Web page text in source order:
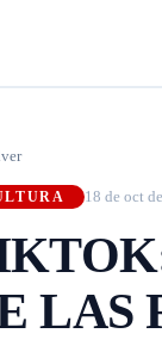
18 de oct
LAS